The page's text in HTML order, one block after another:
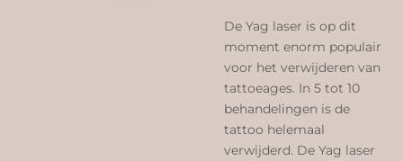
De Yag laser is op dit
moment enorm populair
voor het verwijderen van
tattoeages. In 5 tot 10
behandelingen is de
tattoo helemaal
verwijderd. De Yag laser